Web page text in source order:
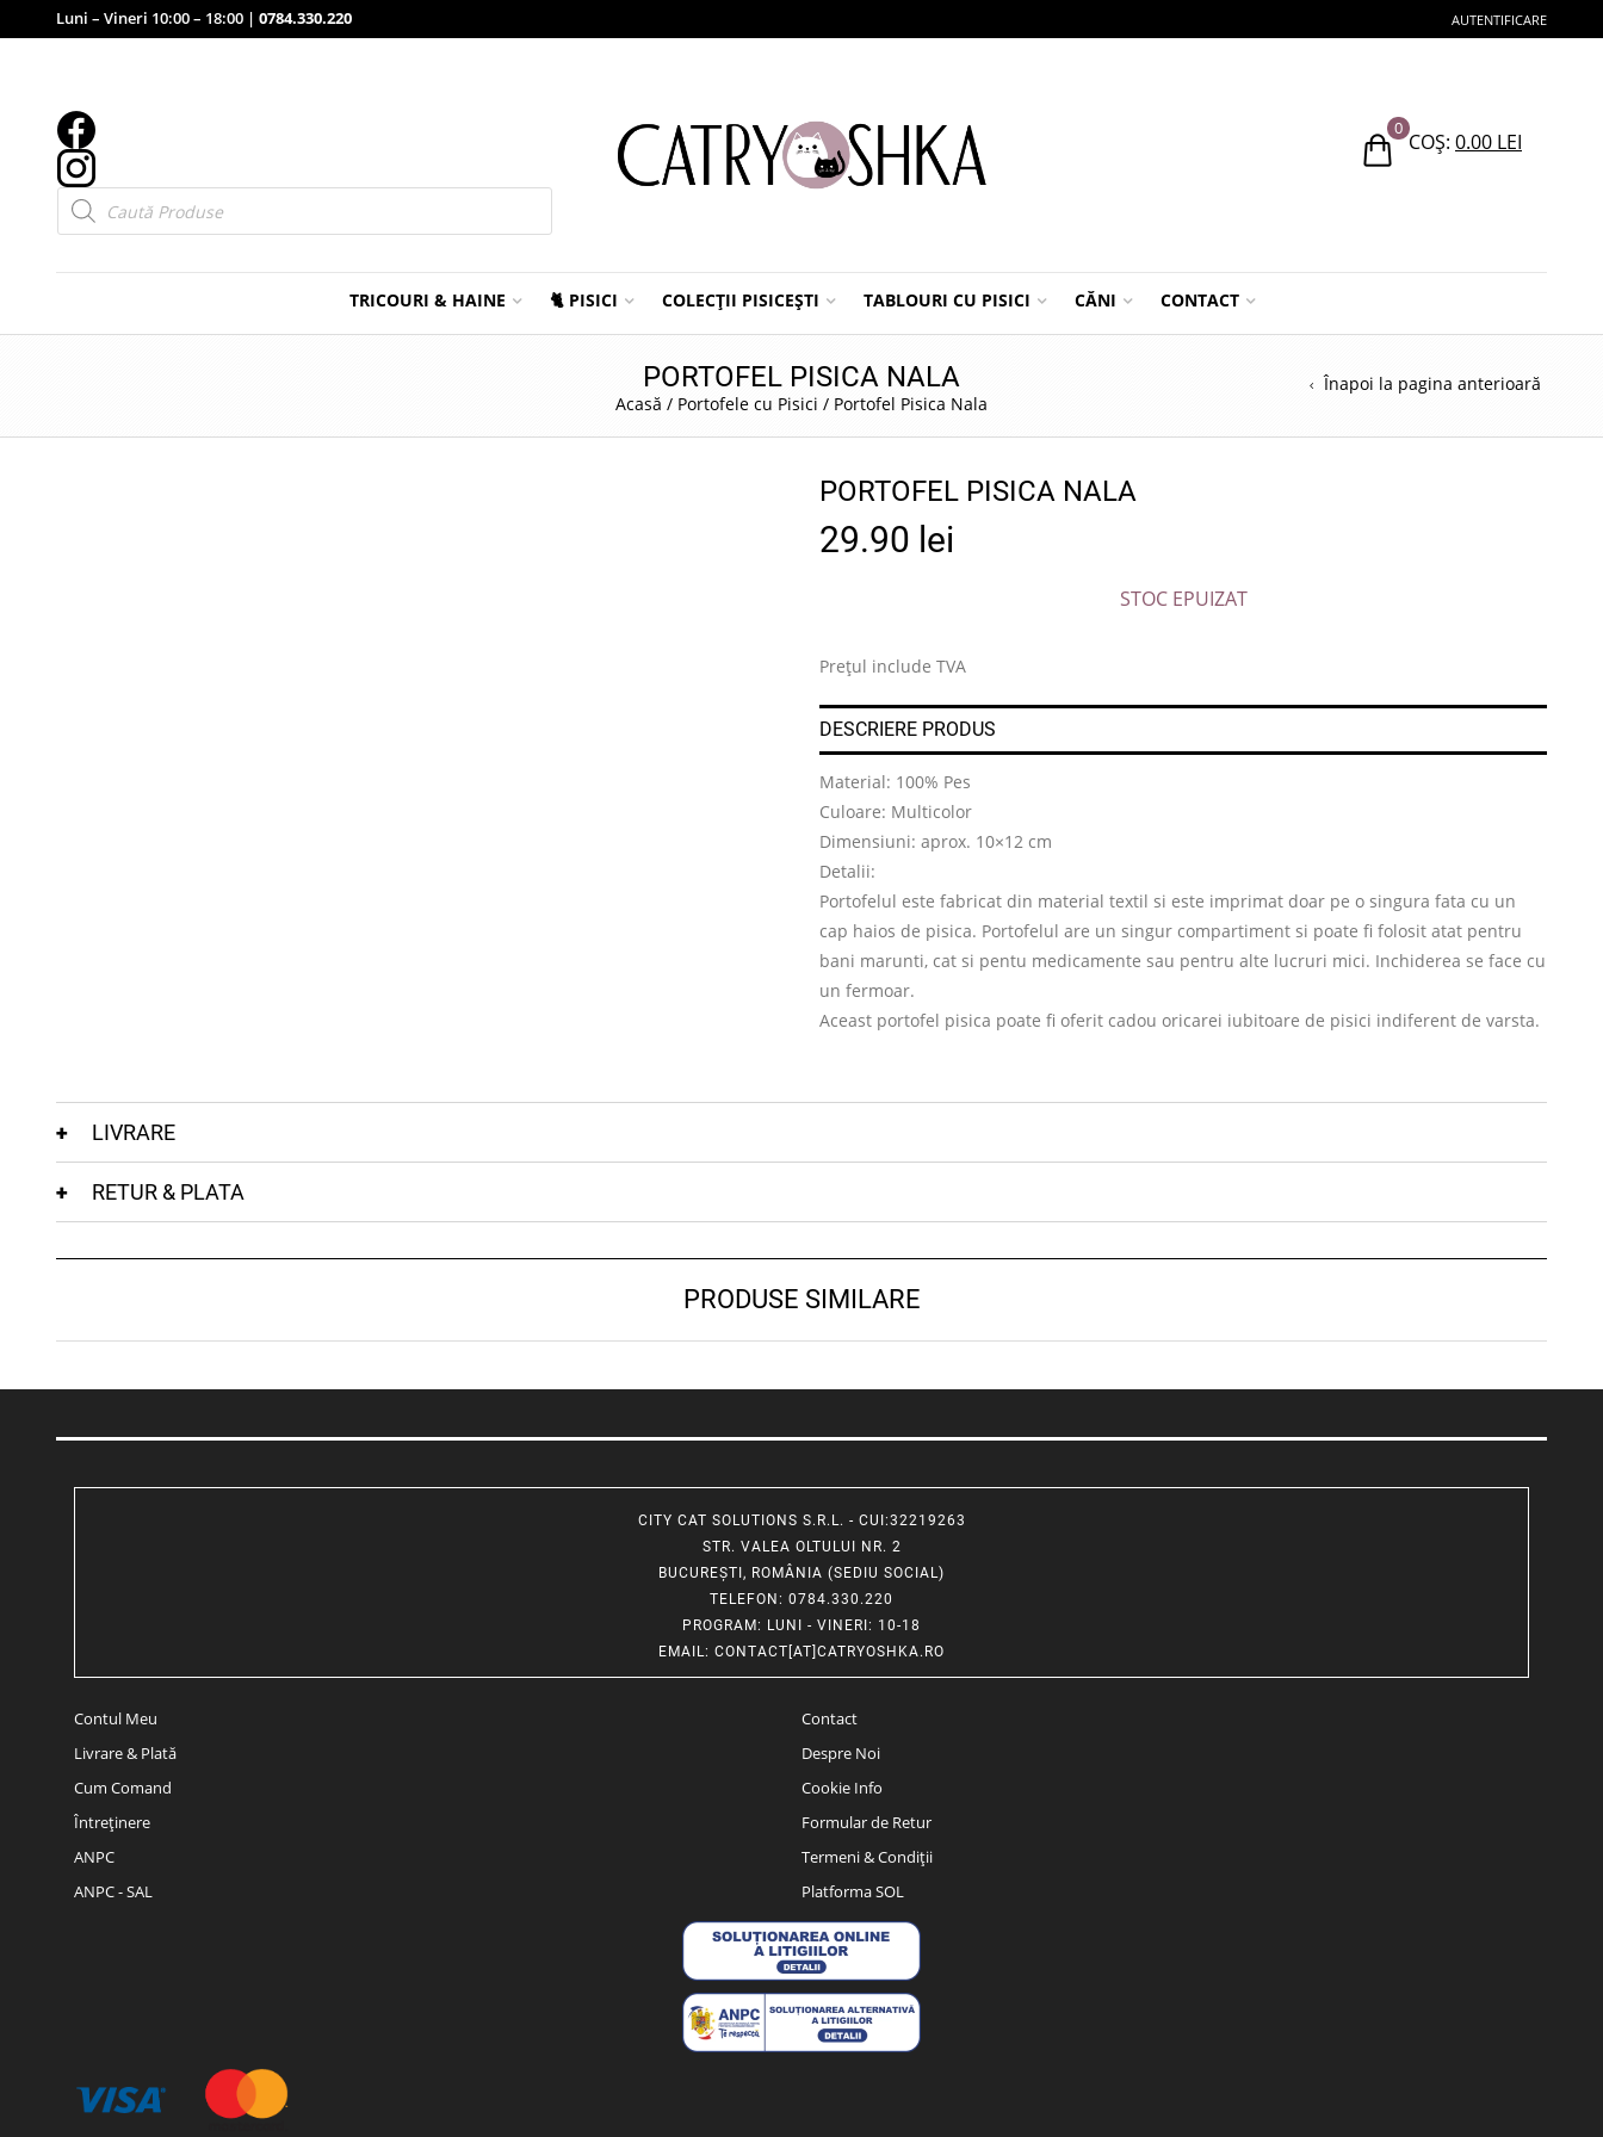
Luni – Vineri 10:00 – 18:00 | 0784.330.220 AUTENTIFICARE
Products
search
0
COȘ: 0.00 LEI
TRICOURI & HAINE 🐈 PISICI COLECȚII PISICEȘTI TABLOURI CU PISICI CĂNI CONTACT
PORTOFEL PISICA NALA
Acasă / Portofele cu Pisici / Portofel Pisica Nala
Înapoi la pagina anterioară
PORTOFEL PISICA NALA
29.90 lei
STOC EPUIZAT
Prețul include TVA
DESCRIERE PRODUS
Material: 100% Pes
Culoare: Multicolor
Dimensiuni: aprox. 10×12 cm
Detalii:
Portofelul este fabricat din material textil si este imprimat doar pe o singura fata cu un
cap haios de pisica. Portofelul are un singur compartiment si poate fi folosit atat pentru
bani marunti, cat si pentu medicamente sau pentru alte lucruri mici. Inchiderea se face cu
un fermoar.
Aceast portofel pisica poate fi oferit cadou oricarei iubitoare de pisici indiferent de varsta.
LIVRARE
RETUR & PLATA
PRODUSE SIMILARE
CITY CAT SOLUTIONS S.R.L. - CUI:32219263
STR. VALEA OLTULUI NR. 2
BUCUREȘTI, ROMÂNIA (SEDIU SOCIAL)
TELEFON : 0784.330.220
PROGRAM: LUNI - VINERI: 10-18
EMAIL: CONTACT[AT]CATRYOSHKA.RO
Contul Meu
Livrare & Plată
Cum Comand
Întreținere
ANPC
ANPC - SAL
Contact
Despre Noi
Cookie Info
Formular de Retur
Termeni & Condiții
Platforma SOL